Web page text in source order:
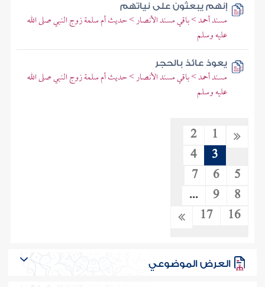
إنهم يبعثون على نياتهم
مسند أحمد > باقي مسند الأنصار > حديث أم سلمة زوج النبي صلى الله
عليه وسلم
يعوذ عائذ بالحجر
مسند أحمد > باقي مسند الأنصار > حديث أم سلمة زوج النبي صلى الله
عليه وسلم
1
2
3
4
5
6
7
8
9
...
16
17
العرض الموضوعي